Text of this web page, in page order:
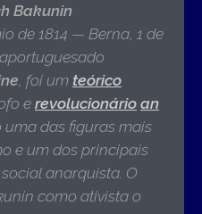
Bakunin
de 1814 — Berna, 1 de
, foi um teórico
e revolucionário an
uma das figuras mais
e um dos principais
anarquista. O
como ativista o